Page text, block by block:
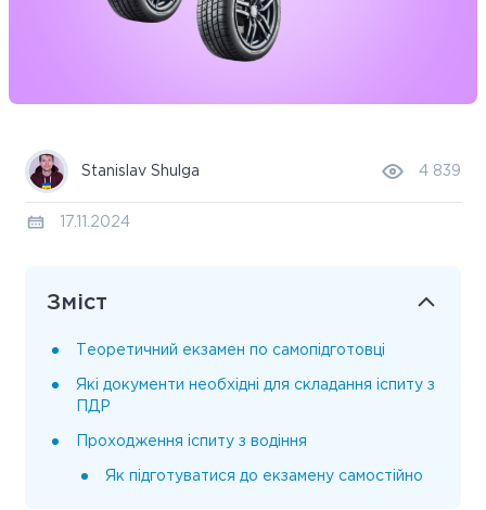
Stanislav Shulga 4 839
17.11.2024
Зміст
Теоретичний екзамен по самопідготовці
Які документи необхідні для складання іспиту з
ПДР
Проходження іспиту з водіння
Як підготуватися до екзамену самостійно